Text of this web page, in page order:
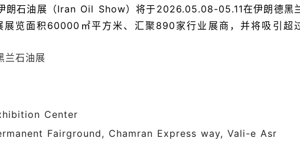
朗石油展（Iran Oil Show）将于2026.05.08-05.11在伊朗德黑
展览面积60000㎡平方米、汇聚890家行业展商，并将吸引超
兰石油展
Center
Fairground, Chamran Express way, Vali-e Asr